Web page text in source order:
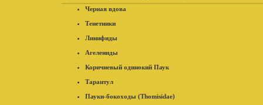
Черная вдова
Тенетники
Линифиды
Агелениды
Коричневый одинокий Паук
Тарантул
Пауки-бокоходы (Thomisidae)